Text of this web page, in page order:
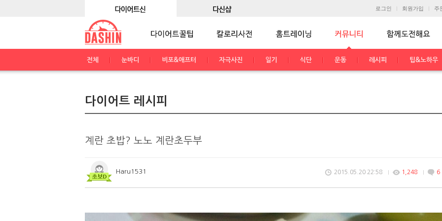
로그인 회원가입 주
전체 눈바디 비포&애프터 자극사진 일기 식단 운동 레시피 팁&노하우
다이어트 레시피
계란 초밥? 노노 계란초두부
Haru1531 2015.05.20 22:58 1,248 6